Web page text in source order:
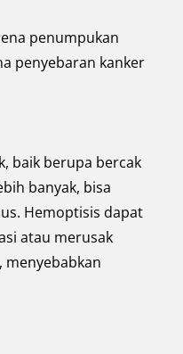
penumpukan
penyebaran kanker
baik berupa bercak
banyak, bisa
Hemoptisis dapat
atau merusak